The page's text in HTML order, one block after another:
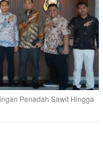
Penadah Sawit Hingga